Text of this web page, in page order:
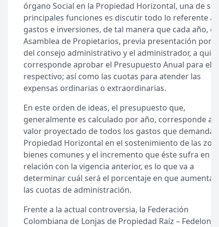
órgano Social en la Propiedad Horizontal, una de sus
principales funciones es discutir todo lo referente a
gastos e inversiones, de tal manera que cada año,
Asamblea de Propietarios, previa presentación por
del consejo administrativo y el administrador, a
corresponde aprobar el Presupuesto Anual para el
respectivo; así como las cuotas para atender las
expensas ordinarias o extraordinarias.
En este orden de ideas, el presupuesto que,
generalmente es calculado por año, corresponde al
valor proyectado de todos los gastos que
Propiedad Horizontal en el sostenimiento de las
bienes comunes y el incremento que éste sufra en
relación con la vigencia anterior, es lo que va a
determinar cuál será el porcentaje en que
las cuotas de administración.
Frente a la actual controversia, la Federación
Colombiana de Lonjas de Propiedad Raíz –